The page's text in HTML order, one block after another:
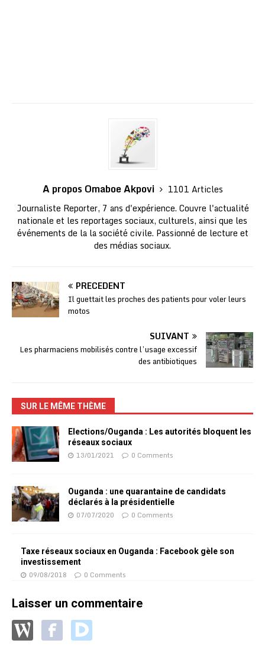
A propos Omaboe Akpovi
1101 Articles
Journaliste Reporter, 7 ans d'expérience. Couvre l'actualité
nationale et les reportages sociaux, culturels, ainsi que les
événements de la la société civile. Passionné de lecture et
des médias sociaux.
PRÉCÉDENT
Il guettait les proches des patients pour voler leurs
motos
SUIVANT
Les pharmaciens mobilisés contre l’usage excessif
des antibiotiques
SUR LE MÊME THÈME
Elections/Ouganda : Les autorités bloquent les
réseaux sociaux
13/01/2021 0 Comments
Ouganda : une quarantaine de candidats
déclarés à la présidentielle
07/07/2020 0 Comments
Taxe réseaux sociaux en Ouganda : Facebook gèle son
investissement
09/08/2018 0 Comments
Laisser un commentaire